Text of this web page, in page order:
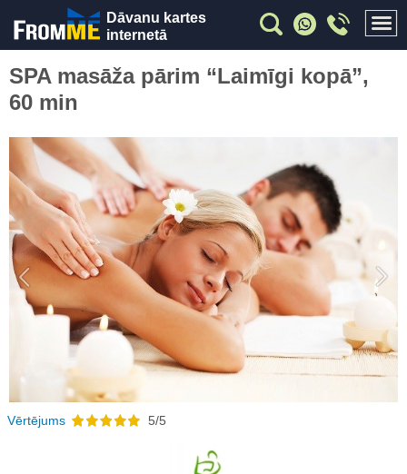
Dāvanu kartes
internetā
SPA masāža pārim “Laimīgi kopā”,
60 min
Previous
Vērtējums 5/5